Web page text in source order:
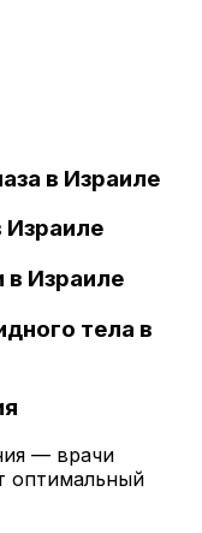
в Израиле
Израиле
в Израиле
тела в
— врачи
оптимальный